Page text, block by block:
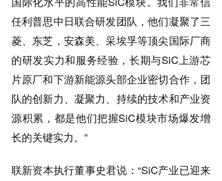
任利普思中日联合研发团队，他们凝聚了三
菱、东芝，安森美、采埃孚等顶尖国际厂商
的研发实力和服务经验，长期与SiC上游芯
片原厂和下游新能源头部企业密切合作，团
队的创新力、凝聚力、持续的技术和产业资
源积累，都是他们把握SiC模块市场爆发增
长的关键实力。”
联新资本执行董事史君说：“SiC产业已迎来